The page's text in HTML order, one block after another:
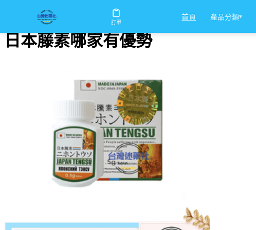
訂單
首頁 產品分類▾
日本藤素哪家有優勢
日本藤素哪家有優勢